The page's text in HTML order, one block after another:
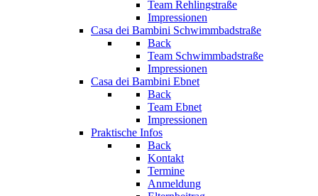
Team Rehlingstraße
Impressionen
Casa dei Bambini Schwimmbadstraße
Back
Team Schwimmbadstraße
Impressionen
Casa dei Bambini Ebnet
Back
Team Ebnet
Impressionen
Praktische Infos
Back
Kontakt
Termine
Anmeldung